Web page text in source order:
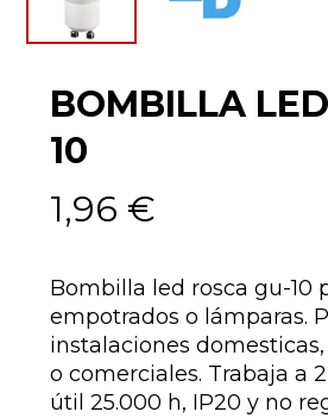
BOMBILLA
10
1,96 €
Bombilla led rosca gu-10
empotrados o lámparas.
instalaciones
o comerciales. Trabaja a
útil 25.000 h, IP20 y no